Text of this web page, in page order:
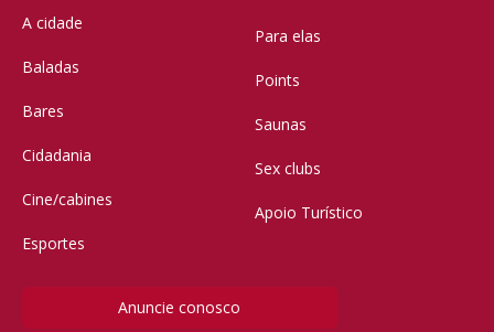
A cidade
Baladas
Bares
Cidadania
Cine/cabines
Esportes
Para elas
Points
Saunas
Sex clubs
Apoio Turístico
Anuncie conosco